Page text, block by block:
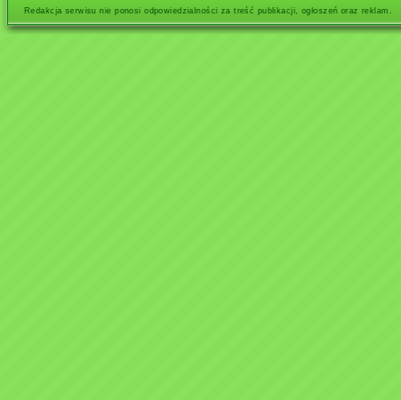
Redakcja serwisu nie ponosi odpowiedzialności za treść publikacji, ogłoszeń oraz reklam.